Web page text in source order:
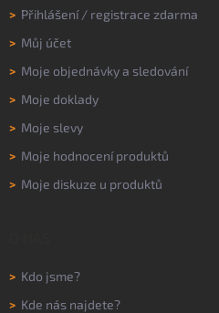
> Přihlášení/ registrace zdarma
> Můj účet
> Moje objednávky a sledování
> Moje doklady
> Moje slevy
> Moje hodnocení produktů
> Moje diskuze u produktů
> Kdo jsme?
> Kde nás najdete?